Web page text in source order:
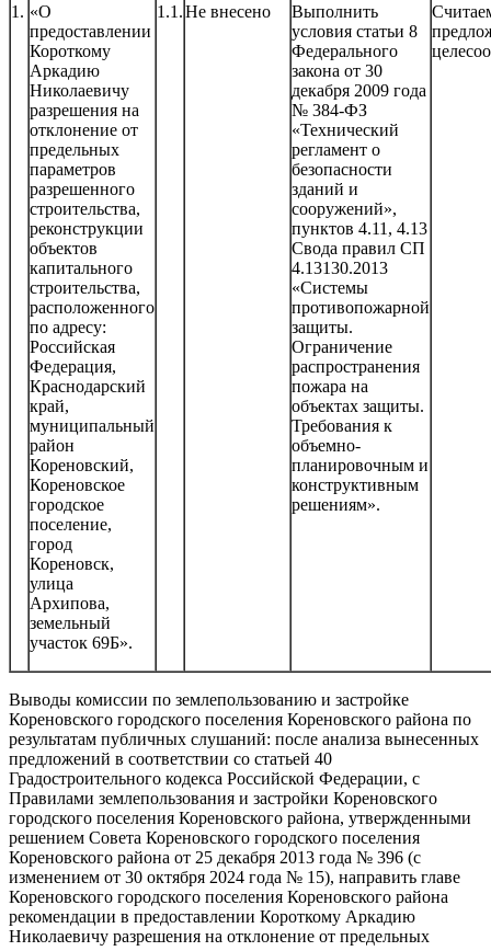
1. «О
предоставлении
Короткому
Аркадию
Николаевичу
разрешения на
отклонение от
предельных
параметров
разрешенного
строительства,
реконструкции
объектов
капитального
строительства,
расположенного
по адресу:
Российская
Федерация,
Краснодарский
край,
муниципальный
район
Кореновский,
Кореновское
городское
поселение,
город
Кореновск,
улица
Архипова,
земельный
участок 69Б».
1.1.Не внесено
Выполнить
условия статьи 8
Федерального
закона от 30
декабря 2009 года
№ 384-ФЗ
«Технический
регламент о
безопасности
зданий и
сооружений»,
пунктов 4.11, 4.13
Свода правил СП
4.13130.2013
«Системы
противопожарной
защиты.
Ограничение
распространения
пожара на
объектах защиты.
Требования к
объемно-
планировочным и
конструктивным
решениям».
Выводы комиссии по землепользованию и застройке
Кореновского городского поселения Кореновского района по
результатам публичных слушаний: после анализа вынесенных
предложений в соответствии со статьей 40
Градостроительного кодекса Российской Федерации, с
Правилами землепользования и застройки Кореновского
городского поселения Кореновского района, утвержденными
решением Совета Кореновского городского поселения
Кореновского района от 25 декабря 2013 года № 396 (с
изменением от 30 октября 2024 года № 15), направить главе
Кореновского городского поселения Кореновского района
рекомендации в предоставлении Короткому Аркадию
Николаевичу разрешения на отклонение от предельных